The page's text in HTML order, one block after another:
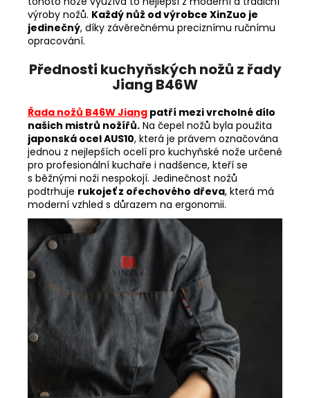
výroby nožů. Každý nůž od výrobce XinZuo je
jedinečný, díky závěrečnému preciznímu ručnímu
opracování.
Přednosti kuchyňských nožů z řady
Jiang B46W
Řada nožů B46W Jiang patří mezi vrcholné dílo
našich mistrů nožířů. Na čepel nožů byla použita
japonská ocel AUS10, která je právem označována
jednou z nejlepších ocelí pro kuchyňské nože určené
pro profesionální kuchaře i nadšence, kteří se
s běžnými noži nespokojí. Jedinečnost nožů
podtrhuje rukojeť z ořechového dřeva, která má
moderní vzhled s důrazem na ergonomii.